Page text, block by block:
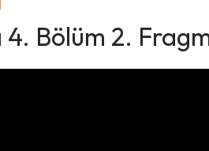
4. Bölüm 2.